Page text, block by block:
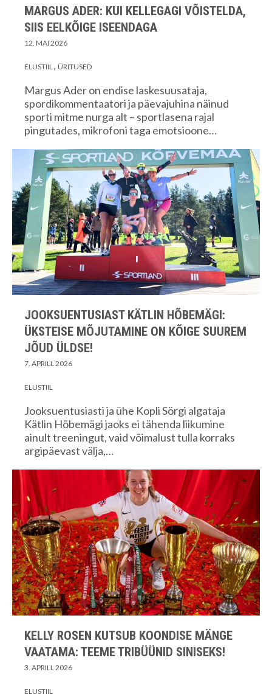
MARGUS ADER: KUI KELLEGAGI VÕISTELDA,
SIIS EELKÕIGE ISEENDAGA
12. MAI 2026
ELUSTIIL ÜRITUSED
Margus Ader on endise laskesuusataja,
spordikommentaatori ja päevajuhina näinud
sporti mitme nurga alt – sportlasena rajal
pingutades, mikrofoni taga emotsioone…
JOOKSUENTUSIAST KÄTLIN HÕBEMÄGI:
ÜKSTEISE MÕJUTAMINE ON KÕIGE SUUREM
JÕUD ÜLDSE!
7. APRILL 2026
ELUSTIIL
Jooksuentusiasti ja ühe Kopli Sörgi algataja
Kätlin Hõbemägi jaoks ei tähenda liikumine
ainult treeningut, vaid võimalust tulla korraks
argipäevast välja,…
KELLY ROSEN KUTSUB KOONDISE MÄNGE
VAATAMA: TEEME TRIBÜÜNID SINISEKS!
3. APRILL 2026
ELUSTIIL